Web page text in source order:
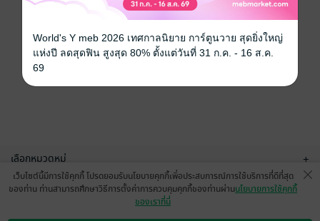
เลือกหมวดหมู่ +
บริการช่วยเหลือ
เว็บไซต์นี้มีการใช้คุกกี้ โปรดยอมรับนโยบายคุกกี้เพื่อประสบการณ์การใช้บริการที่ดีที่สุด
ของท่าน ท่านสามารถศึกษาวิธีการตั้งค่าการควบคุมคุกกี้ของท่านผ่านนโยบายการใช้คุกกี้
ของเราที่นี่
World's Y meb 2026 เทศกาลนิยาย การ์ตูนวาย สุดยิ่งใหญ่
แห่งปี ลดสุดฟิน สูงสุด 80% ตั้งแต่วันที่ 31 ก.ค. - 16 ส.ค.
69